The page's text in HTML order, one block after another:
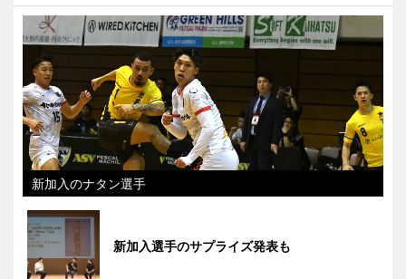
新加入のナタン選手
新加入選手のサプライズ発表も